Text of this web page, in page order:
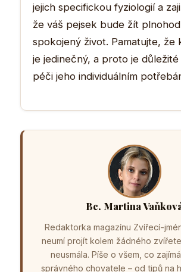
jejich specifickou fyziologií a
že váš pejsek bude žít
spokojený život. Pamatujte, že
je jedinečný, a proto je
péči jeho individuálním
Bc. Martina
Redaktorka magazínu Zvířecí-
neumí projít kolem žádného
neusmála. Píše o všem, co
správného chovatele – od tipů na